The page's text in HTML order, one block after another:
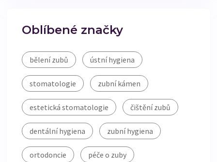
Oblíbené značky
bělení zubů ústní hygiena
stomatologie zubní kámen
estetická stomatologie čištění zubů
dentální hygiena zubní hygiena
ortodoncie péče o zuby